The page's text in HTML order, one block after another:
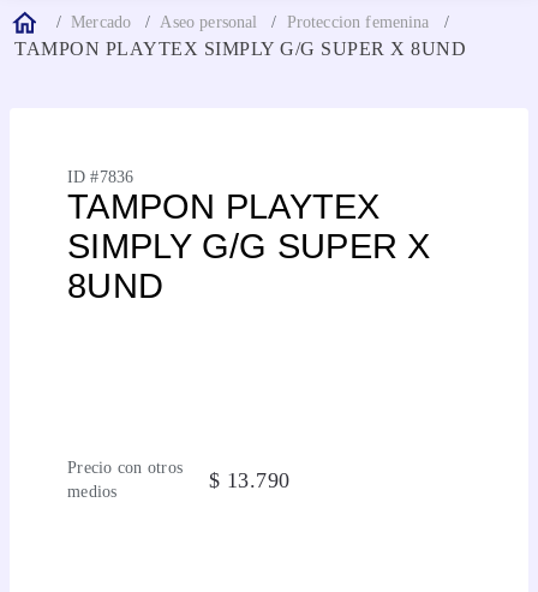
Mercado Aseo personal Proteccion femenina
TAMPON PLAYTEX SIMPLY G/G SUPER X 8UND
ID #7836
TAMPON PLAYTEX
SIMPLY G/G SUPER X
8UND
Precio con otros
medios
$ 13.790